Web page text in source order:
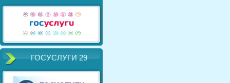
ГОСУСЛУГИ 29